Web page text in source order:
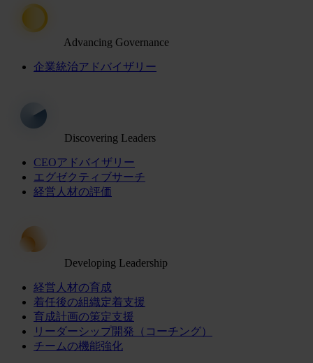
Advancing Governance
企業統治アドバイザリー
Discovering Leaders
CEOアドバイザリー
エグゼクティブサーチ
経営人材の評価
Developing Leadership
経営人材の育成
着任後の組織定着支援
育成計画の策定支援
リーダーシップ開発（コーチング）
チームの機能強化